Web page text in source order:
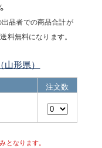
出品者での商品合計が
料無料になります。
形県）
注文数
となります。